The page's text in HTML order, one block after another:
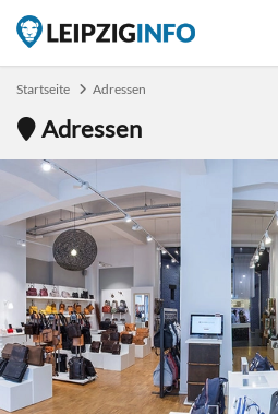
Startseite Adressen
Adressen